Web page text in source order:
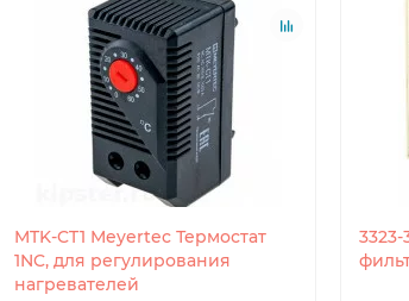
MTK-CT1 Meyertec Термостат
1NC, для регулирования
нагревателей